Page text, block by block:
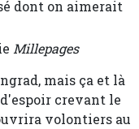
dont on aimerait
Millepages
mais ça et là
crevant le
volontiers au